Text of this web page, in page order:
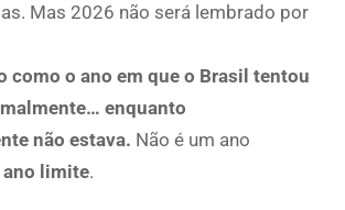
Mas 2026 não será lembrado por
como o ano em que o Brasil tentou
enquanto
não estava. Não é um ano
ano limite.